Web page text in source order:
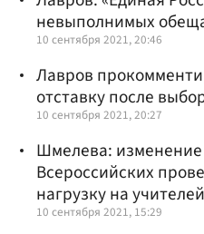
невыполнимых
10 сентября 2021, 20:46
Лавров
отставку после
10 сентября 2021, 20:27
Шмелева:
Всероссийских
нагрузку на
10 сентября 2021, 15:29